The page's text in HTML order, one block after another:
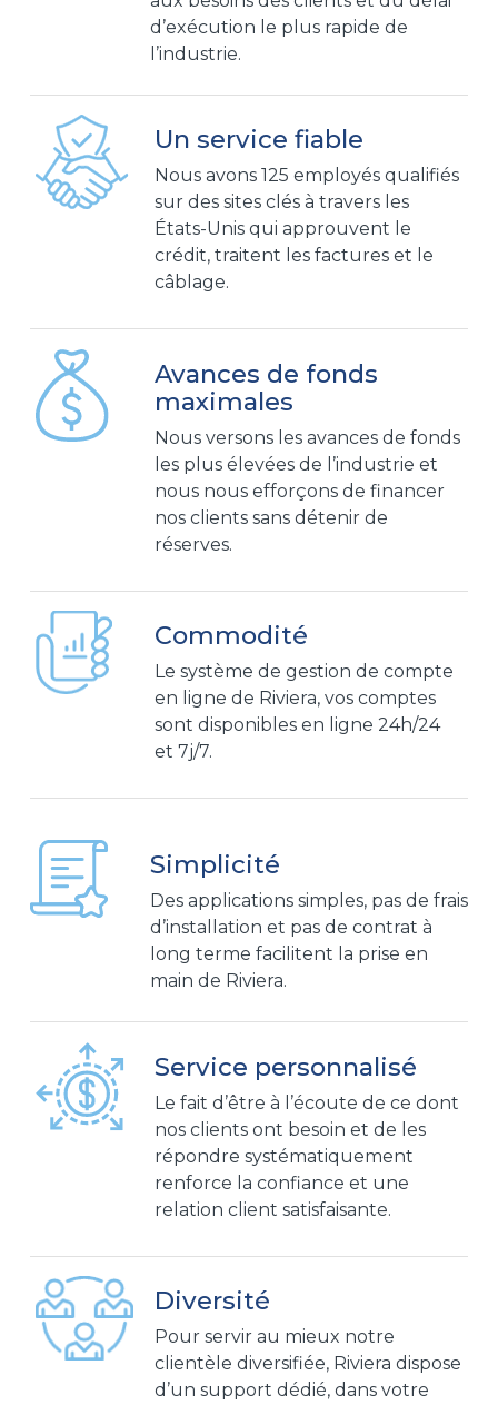
d’exécution le plus rapide de
l’industrie.
Un service fiable
Nous avons 125 employés qualifiés
sur des sites clés à travers les
États-Unis qui approuvent le
crédit, traitent les factures et le
câblage.
Avances de fonds
maximales
Nous versons les avances de fonds
les plus élevées de l’industrie et
nous nous efforçons de financer
nos clients sans détenir de
réserves.
Commodité
Le système de gestion de compte
en ligne de Riviera, vos comptes
sont disponibles en ligne 24h/24
et 7j/7.
Simplicité
Des applications simples, pas de frais
d’installation et pas de contrat à
long terme facilitent la prise en
main de Riviera.
Service personnalisé
Le fait d’être à l’écoute de ce dont
nos clients ont besoin et de les
répondre systématiquement
renforce la confiance et une
relation client satisfaisante.
Diversité
Pour servir au mieux notre
clientèle diversifiée, Riviera dispose
d’un support dédié, dans votre